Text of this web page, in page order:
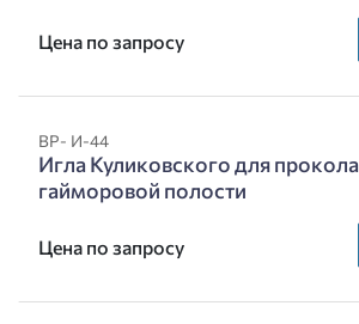
Цена по запросу
ВР- И-44
Игла Куликовского для прокола
гайморовой полости
Цена по запросу